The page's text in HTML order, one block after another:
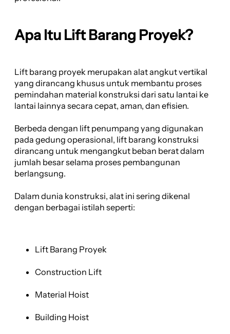
Apa Itu Lift Barang Proyek?
Lift barang proyek merupakan alat angkut vertikal
yang dirancang khusus untuk membantu proses
pemindahan material konstruksi dari satu lantai ke
lantai lainnya secara cepat, aman, dan efisien.
Berbeda dengan lift penumpang yang digunakan
pada gedung operasional, lift barang konstruksi
dirancang untuk mengangkut beban berat dalam
jumlah besar selama proses pembangunan
berlangsung.
Dalam dunia konstruksi, alat ini sering dikenal
dengan berbagai istilah seperti:
Lift Barang Proyek
Construction Lift
Material Hoist
Building Hoist